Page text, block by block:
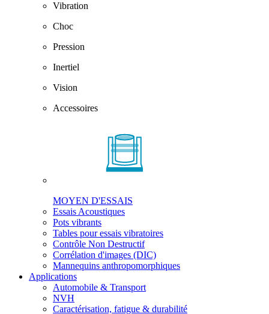
Vibration
Choc
Pression
Inertiel
Vision
Accessoires
MOYEN D'ESSAIS
Essais Acoustiques
Pots vibrants
Tables pour essais vibratoires
Contrôle Non Destructif
Corrélation d'images (DIC)
Mannequins anthropomorphiques
Applications
Automobile & Transport
NVH
Caractérisation, fatigue & durabilité